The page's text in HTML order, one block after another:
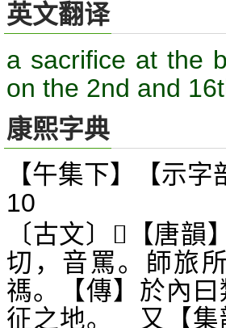
英文翻译
a sacrifice at the
on the 2nd and
康熙字典
【午集下】【示
10
〔古文〕
𢒴
【唐韻
切，音罵。師旅
禡。【傳】於內
征之地。 又【集